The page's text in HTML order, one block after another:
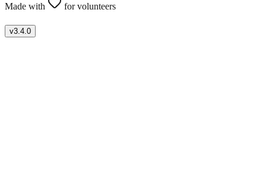
Made with for volunteers
v3.4.0